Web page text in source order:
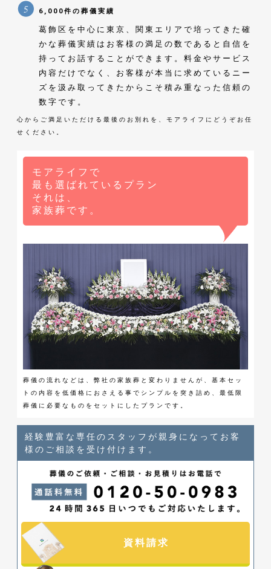
6,000件の葬儀実績
葛飾区を中心に東京、関東エリアで培ってきた確
かな葬儀実績はお客様の満足の数であると自信を
持ってお話することができます。料金やサービス
内容だけでなく、お客様が本当に求めているニー
ズを汲み取ってきたからこそ積み重なった信頼の
数字です。
心からご満足いただける最後のお別れを、モアライフにどうぞお任
せください。
モアライフで
最も選ばれているプラン
それは、
家族葬です。
葬儀の流れなどは、弊社の家族葬と変わりませんが、基本セッ
トの内容を低価格におさえる事でシンプルを突き詰め、最低限
葬儀に必要なものをセットにしたプランです。
経験豊富な専任のスタッフが親身になってお客
様のご相談を受け付けます。
資料請求